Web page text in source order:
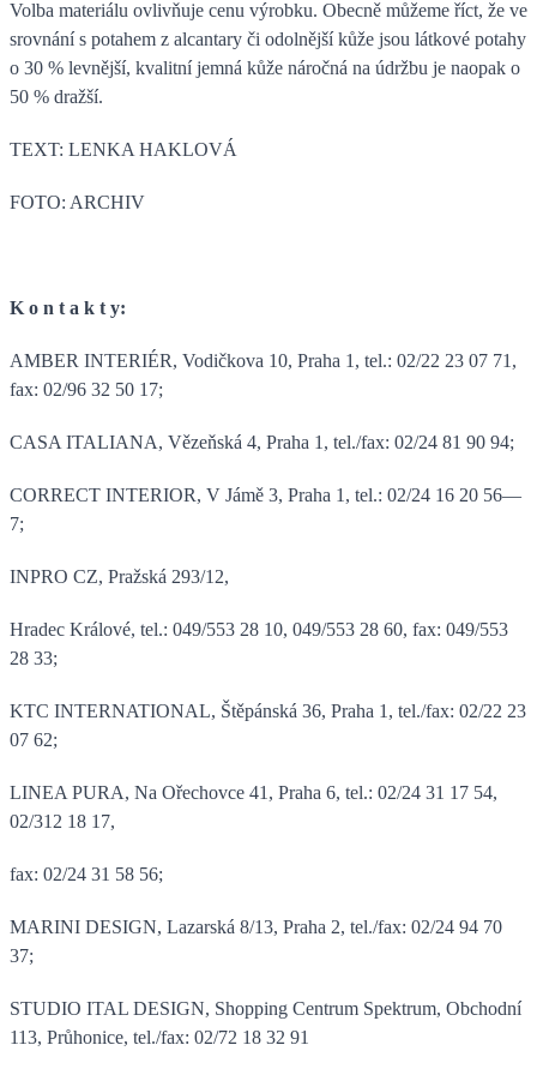
Volba materiálu ovlivňuje cenu výrobku. Obecně můžeme říct, že ve
srovnání s potahem z alcantary či odolnější kůže jsou látkové potahy
o 30 % levnější, kvalitní jemná kůže náročná na údržbu je naopak o
50 % dražší.
TEXT: LENKA HAKLOVÁ
FOTO: ARCHIV
K o n t a k t y:
AMBER INTERIÉR, Vodičkova 10, Praha 1, tel.: 02/22 23 07 71,
fax: 02/96 32 50 17;
CASA ITALIANA, Vězeňská 4, Praha 1, tel./fax: 02/24 81 90 94;
CORRECT INTERIOR, V Jámě 3, Praha 1, tel.: 02/24 16 20 56—
7;
INPRO CZ, Pražská 293/12,
Hradec Králové, tel.: 049/553 28 10, 049/553 28 60, fax: 049/553
28 33;
KTC INTERNATIONAL, Štěpánská 36, Praha 1, tel./fax: 02/22 23
07 62;
LINEA PURA, Na Ořechovce 41, Praha 6, tel.: 02/24 31 17 54,
02/312 18 17,
fax: 02/24 31 58 56;
MARINI DESIGN, Lazarská 8/13, Praha 2, tel./fax: 02/24 94 70
37;
STUDIO ITAL DESIGN, Shopping Centrum Spektrum, Obchodní
113, Průhonice, tel./fax: 02/72 18 32 91